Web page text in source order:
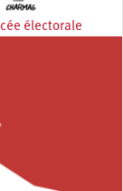
électorale